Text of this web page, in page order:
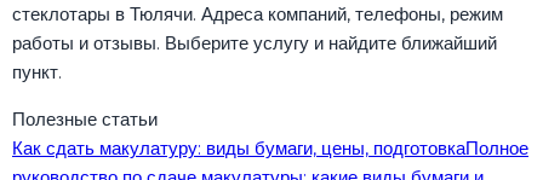
стеклотары в Тюлячи. Адреса компаний, телефоны, режим
работы и отзывы. Выберите услугу и найдите ближайший
пункт.
Полезные статьи
Как сдать макулатуру: виды бумаги, цены, подготовкаПолное